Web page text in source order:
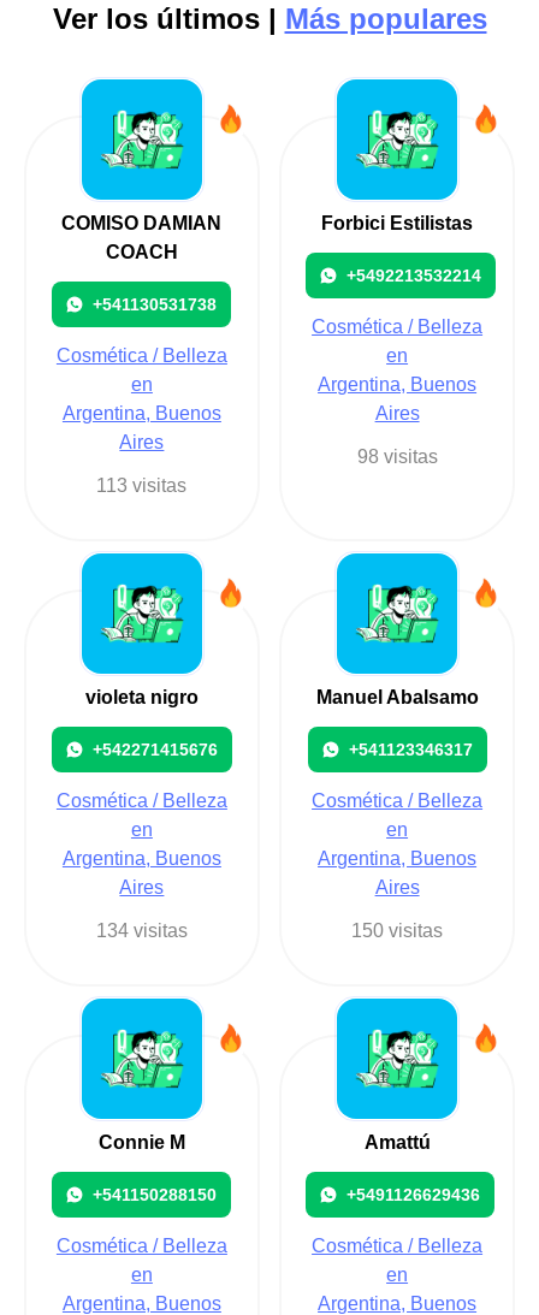
Ver los últimos | Más populares
COMISO DAMIAN
COACH
+541130531738
Cosmética / Belleza
en
Argentina, Buenos
Aires
113 visitas
Forbici Estilistas
+5492213532214
Cosmética / Belleza
en
Argentina, Buenos
Aires
98 visitas
violeta nigro
+542271415676
Cosmética / Belleza
en
Argentina, Buenos
Aires
134 visitas
Manuel Abalsamo
+541123346317
Cosmética / Belleza
en
Argentina, Buenos
Aires
150 visitas
Connie M
+541150288150
Cosmética / Belleza
en
Argentina, Buenos
Amattú
+5491126629436
Cosmética / Belleza
en
Argentina, Buenos